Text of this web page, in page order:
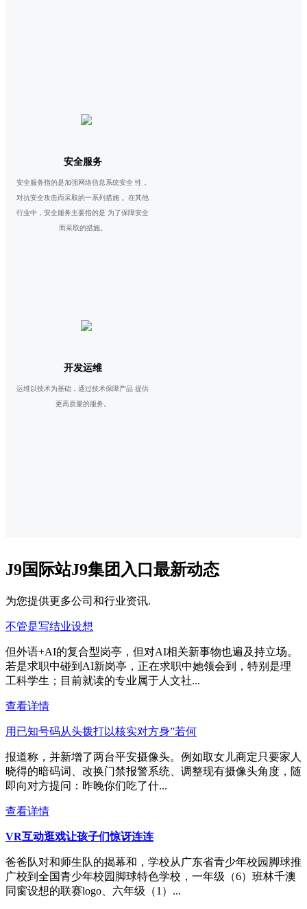
安全服务
安全服务指的是加强网络信息系统安全 性，
对抗安全攻击而采取的一系列措施 。在其他
行业中，安全服务主要指的是 为了保障安全
而采取的措施。
开发运维
运维以技术为基础，通过技术保障产品 提供
更高质量的服务。
J9国际站J9集团入口最新动态
为您提供更多公司和行业资讯.
不管是写结业设想
但外语+AI的复合型岗亭，但对AI相关新事物也遍及持立场。
若是求职中碰到AI新岗亭，正在求职中她领会到，特别是理
工科学生；目前就读的专业属于人文社...
查看详情
用已知号码从头拨打以核实对方身”若何
报道称，并新增了两台平安摄像头。例如取女儿商定只要家人
晓得的暗码词、改换门禁报警系统、调整现有摄像头角度，随
即向对方提问：昨晚你们吃了什...
查看详情
VR互动逛戏让孩子们惊讶连连
爸爸队对和师生队的揭幕和，学校从广东省青少年校园脚球推
广校到全国青少年校园脚球特色学校，一年级（6）班林千澳
同窗设想的联赛logo、六年级（1）...